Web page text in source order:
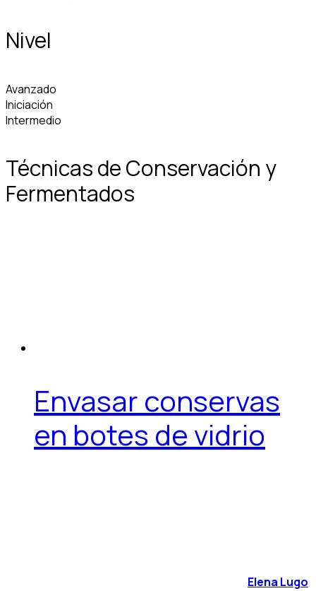
Nivel
Avanzado
Iniciación
Intermedio
Técnicas de Conservación y
Fermentados
Envasar conservas
en botes de vidrio
Elena Lugo